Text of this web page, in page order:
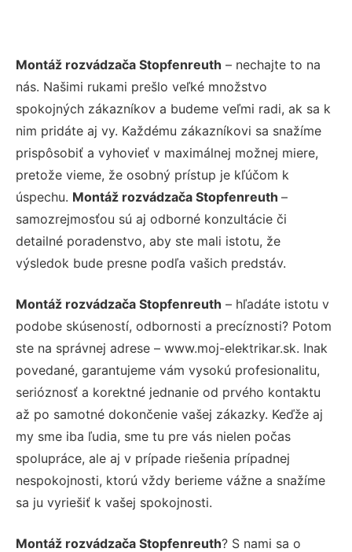
Montáž rozvádzača Stopfenreuth – nechajte to na
nás. Našimi rukami prešlo veľké množstvo
spokojných zákazníkov a budeme veľmi radi, ak sa k
nim pridáte aj vy. Každému zákazníkovi sa snažíme
prispôsobiť a vyhovieť v maximálnej možnej miere,
pretože vieme, že osobný prístup je kľúčom k
úspechu. Montáž rozvádzača Stopfenreuth –
samozrejmosťou sú aj odborné konzultácie či
detailné poradenstvo, aby ste mali istotu, že
výsledok bude presne podľa vašich predstáv.
Montáž rozvádzača Stopfenreuth – hľadáte istotu v
podobe skúseností, odbornosti a precíznosti? Potom
ste na správnej adrese – www.moj-elektrikar.sk. Inak
povedané, garantujeme vám vysokú profesionalitu,
serióznosť a korektné jednanie od prvého kontaktu
až po samotné dokončenie vašej zákazky. Keďže aj
my sme iba ľudia, sme tu pre vás nielen počas
spolupráce, ale aj v prípade riešenia prípadnej
nespokojnosti, ktorú vždy berieme vážne a snažíme
sa ju vyriešiť k vašej spokojnosti.
Montáž rozvádzača Stopfenreuth? S nami sa o